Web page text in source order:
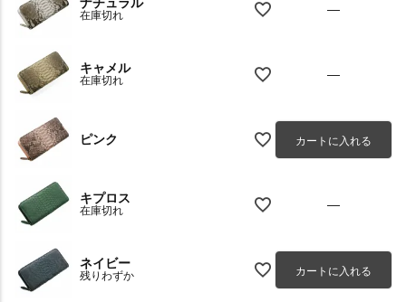
ナチュラル
在庫切れ —
キャメル
在庫切れ —
ピンク カートに入れる
キプロス
在庫切れ —
ネイビー
残りわずか カートに入れる